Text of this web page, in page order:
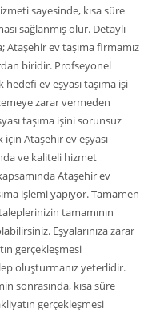
sayesinde, kısa süre
sağlanmış olur. Detaylı
Ataşehir ev taşıma firmamız
biridir. Profseyonel
ev eşyası taşıma işi
zarar vermeden
taşıma işini sorunsuz
Ataşehir ev eşyası
ve kaliteli hizmet
Ataşehir ev
işlemi yapıyor. Tamamen
tamamının
Eşyalarınıza zarar
gerçekleşmesi
oluşturmanız yeterlidir.
sonrasında, kısa süre
gerçekleşmesi